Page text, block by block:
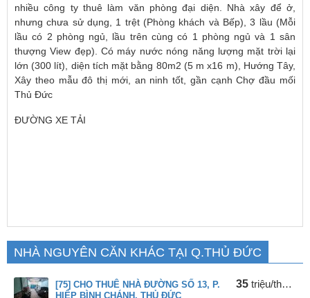
nhiều công ty thuê làm văn phòng đại diện. Nhà xây để ở,
nhưng chưa sử dụng, 1 trệt (Phòng khách và Bếp), 3 lầu (Mỗi
lầu có 2 phòng ngủ, lầu trên cùng có 1 phòng ngủ và 1 sân
thượng View đẹp). Có máy nước nóng năng lượng mặt trời lại
lớn (300 lít), diện tích mặt bằng 80m2 (5 m x16 m), Hướng Tây,
Xây theo mẫu đô thị mới, an ninh tốt, gần cạnh Chợ đầu mối
Thủ Đức
ĐƯỜNG XE TẢI
NHÀ NGUYÊN CĂN KHÁC TẠI Q.THỦ ĐỨC
[75] CHO THUÊ NHÀ ĐƯỜNG SỐ 13, P.
HIỆP BÌNH CHÁNH, THỦ ĐỨC
35 triệu/tháng